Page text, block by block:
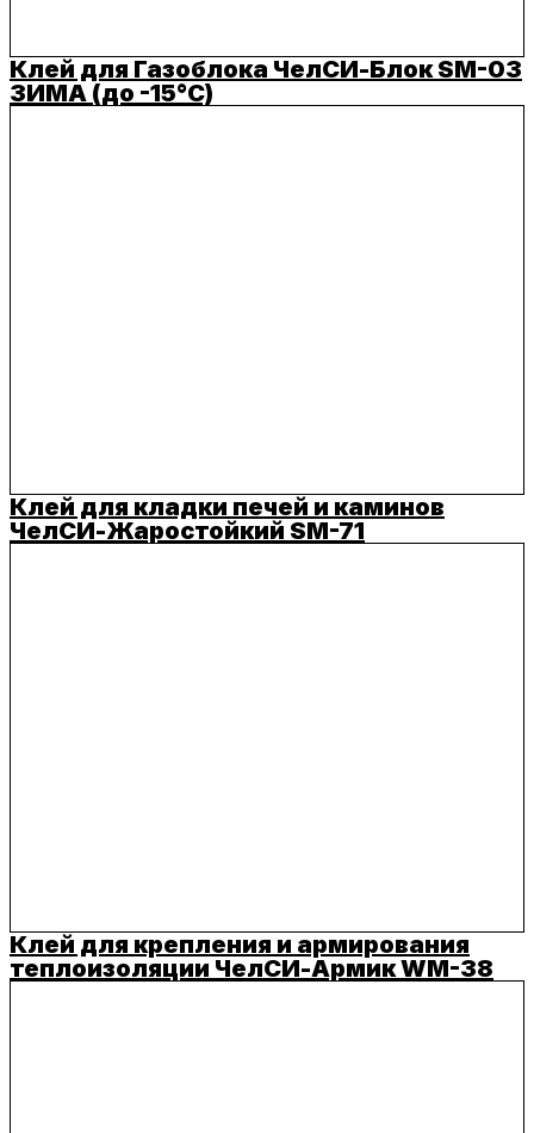
Клей для Газоблока ЧелСИ-Блок SM-03
ЗИМА (до -15°C)
Клей для кладки печей и каминов
ЧелСИ-Жаростойкий SM-71
Клей для крепления и армирования
теплоизоляции ЧелСИ-Армик WM-38